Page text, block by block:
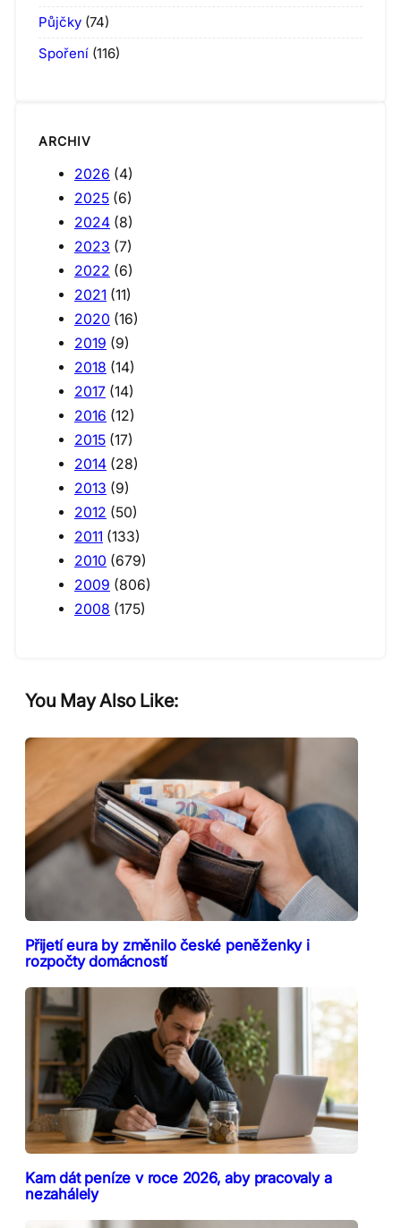
Půjčky (74)
Spoření (116)
ARCHIV
2026 (4)
2025 (6)
2024 (8)
2023 (7)
2022 (6)
2021 (11)
2020 (16)
2019 (9)
2018 (14)
2017 (14)
2016 (12)
2015 (17)
2014 (28)
2013 (9)
2012 (50)
2011 (133)
2010 (679)
2009 (806)
2008 (175)
You May Also Like:
Přijetí eura by změnilo české peněženky i
rozpočty domácností
Kam dát peníze v roce 2026, aby pracovaly a
nezahálely